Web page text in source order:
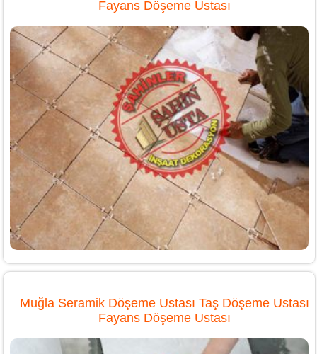
Fayans Döşeme Ustası
Muğla Seramik Döşeme Ustası Taş Döşeme Ustası
Fayans Döşeme Ustası